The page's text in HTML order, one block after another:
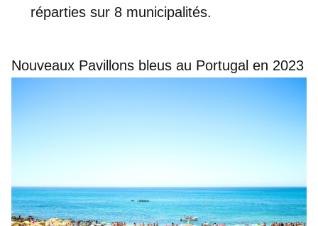
réparties sur 8 municipalités.
Nouveaux Pavillons bleus au Portugal en 2023